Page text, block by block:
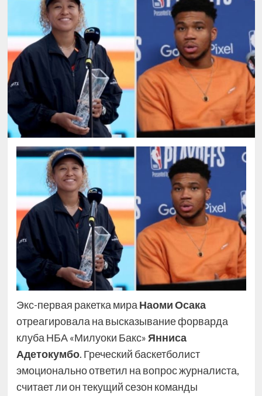
Экс-первая ракетка мира Наоми Осака
отреагировала на высказывание форварда
клуба НБА «Милуоки Бакс» Янниса
Адетокумбо. Греческий баскетболист
эмоционально ответил на вопрос журналиста,
считает ли он текущий сезон команды